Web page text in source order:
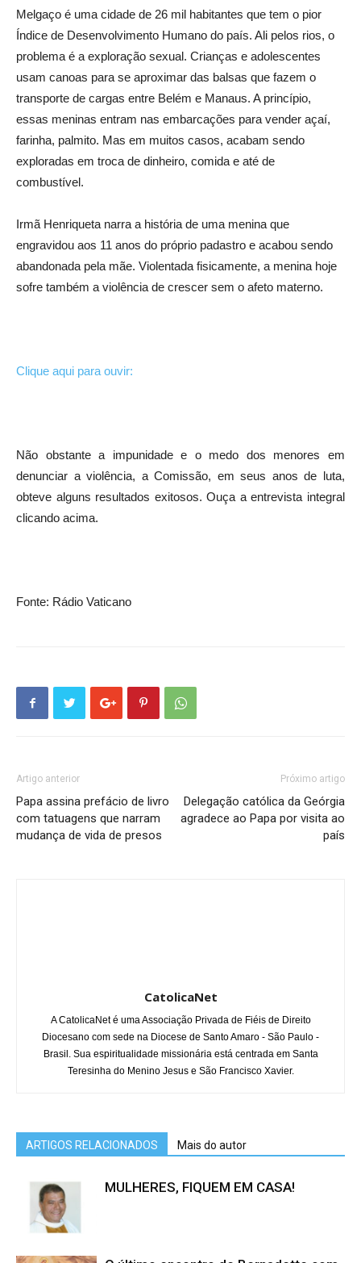
Melgaço é uma cidade de 26 mil habitantes que tem o pior
Índice de Desenvolvimento Humano do país. Ali pelos rios, o
problema é a exploração sexual. Crianças e adolescentes
usam canoas para se aproximar das balsas que fazem o
transporte de cargas entre Belém e Manaus. A princípio,
essas meninas entram nas embarcações para vender açaí,
farinha, palmito. Mas em muitos casos, acabam sendo
exploradas em troca de dinheiro, comida e até de
combustível.
Irmã Henriqueta narra a história de uma menina que
engravidou aos 11 anos do próprio padastro e acabou sendo
abandonada pela mãe. Violentada fisicamente, a menina hoje
sofre também a violência de crescer sem o afeto materno.
Clique aqui para ouvir:
Não obstante a impunidade e o medo dos menores em
denunciar a violência, a Comissão, em seus anos de luta,
obteve alguns resultados exitosos. Ouça a entrevista integral
clicando acima.
Fonte: Rádio Vaticano
Artigo anterior
Papa assina prefácio de livro
com tatuagens que narram
mudança de vida de presos
Próximo artigo
Delegação católica da Geórgia
agradece ao Papa por visita ao
país
CatolicaNet
A CatolicaNet é uma Associação Privada de Fiéis de Direito
Diocesano com sede na Diocese de Santo Amaro - São Paulo -
Brasil. Sua espiritualidade missionária está centrada em Santa
Teresinha do Menino Jesus e São Francisco Xavier.
ARTIGOS RELACIONADOS Mais do autor
MULHERES, FIQUEM EM CASA!